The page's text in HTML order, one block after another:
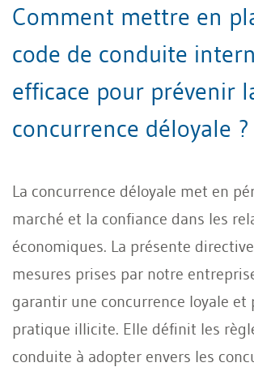
Comment mettre en
code de conduite
efficace pour prévenir
concurrence déloyale ?
La concurrence déloyale met en
marché et la confiance dans les
économiques. La présente
mesures prises par notre
garantir une concurrence loyale et
pratique illicite. Elle définit les
conduite à adopter envers les